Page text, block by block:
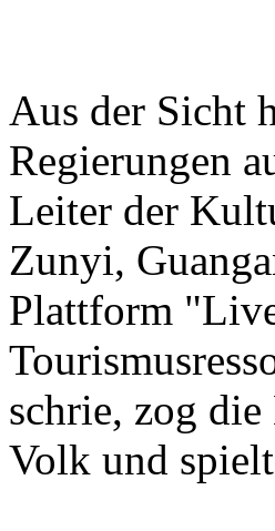
Aus der Sicht
Regierungen
Leiter der
Zunyi,
Plattform
schrie, zog
Volk und